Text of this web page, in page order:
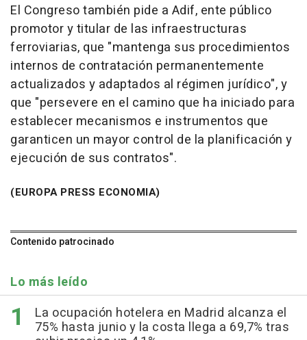
El Congreso también pide a Adif, ente público
promotor y titular de las infraestructuras
ferroviarias, que "mantenga sus procedimientos
internos de contratación permanentemente
actualizados y adaptados al régimen jurídico", y
que "persevere en el camino que ha iniciado para
establecer mecanismos e instrumentos que
garanticen un mayor control de la planificación y
ejecución de sus contratos".
(EUROPA PRESS ECONOMIA)
Contenido patrocinado
Lo más leído
La ocupación hotelera en Madrid alcanza el
75% hasta junio y la costa llega a 69,7% tras